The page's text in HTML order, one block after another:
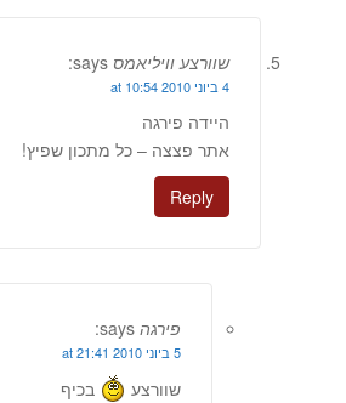
שוורצע וויליאמס says:
4 ביוני 2010 at 10:54
היידה פירגה
אתר פצצה – כל מתכון שפיץ!
Reply
פירגה says:
5 ביוני 2010 at 21:41
שוורצע
בכיף